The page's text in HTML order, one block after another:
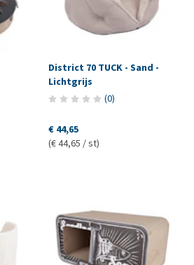
District 70 TUCK - Sand -
Lichtgrijs
(0)
€ 44,65
(€ 44,65 / st)